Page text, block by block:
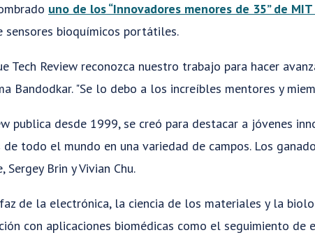
uno de los “Innovadores menores de 35” de
bioquímicos portátiles.
Tech Review reconozca nuestro trabajo para hacer
Bandodkar. "Se lo debo a los increíbles mentores y
publica desde 1999, se creó para destacar a jóvenes
todo el mundo en una variedad de campos. Los
Sergey Brin y Vivian Chu.
de la electrónica, la ciencia de los materiales y la
con aplicaciones biomédicas como el seguimiento de